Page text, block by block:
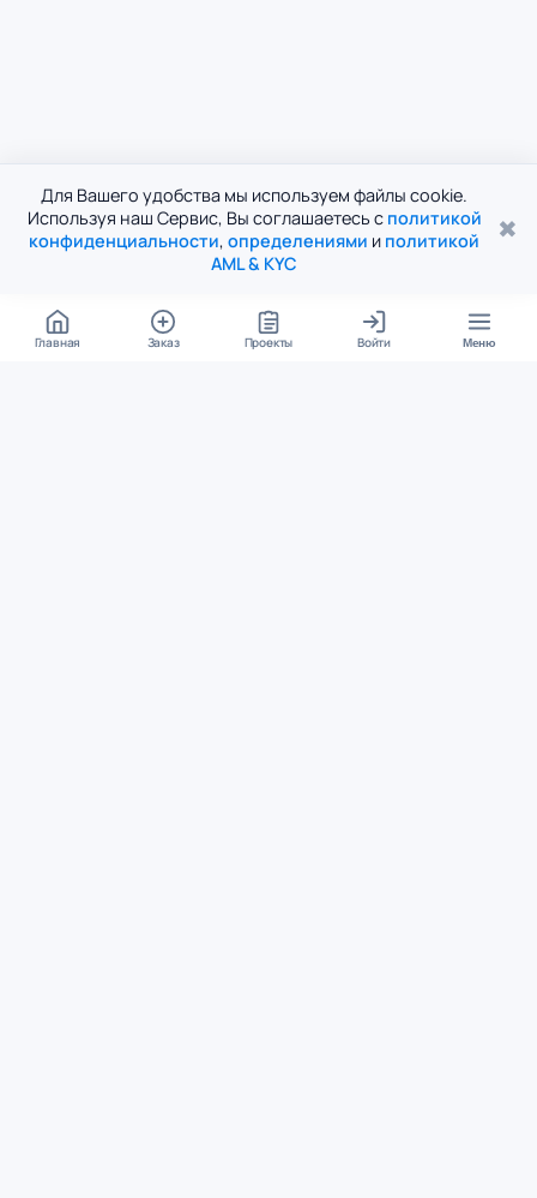
Для Вашего удобства мы используем файлы cookie.
Используя наш Сервис, Вы соглашаетесь с политикой
конфиденциальности, определениями и политикой
AML & KYC
✖
Главная Заказ Проекты Войти Меню